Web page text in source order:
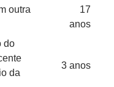
outra
17
anos
do
da
3 anos